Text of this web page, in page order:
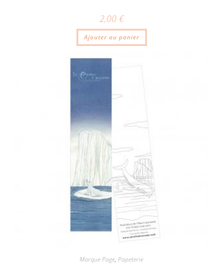
2,00 €
Ajouter au panier
Marque Page, Papeterie